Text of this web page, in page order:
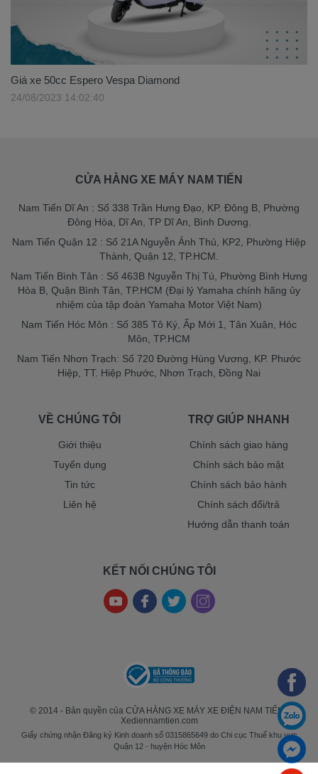
Giá xe 50cc Espero Vespa Diamond
24/08/2023 14:02:40
CỬA HÀNG XE MÁY NAM TIẾN
Nam Tiến Dĩ An : Số 338 Trần Hưng Đạo, KP. Đông B, Phường
Đông Hòa, Dĩ An, TP Dĩ An, Bình Dương.
Nam Tiến Quận 12 : Số 21A Nguyễn Ảnh Thủ, KP2, Phường Hiệp
Thành, Quận 12, TP.HCM.
Nam Tiến Bình Tân : Số 463B Nguyễn Thị Tú, Phường Bình Hưng
Hòa B, Quận Bình Tân, TP.HCM (Đại lý Yamaha chính hãng ủy
nhiệm của tập đoàn Yamaha Motor Việt Nam)
Nam Tiến Hóc Môn : Số 385 Tô Ký, Ấp Mới 1, Tân Xuân, Hóc
Môn, TP.HCM
Nam Tiến Nhơn Trạch: Số 720 Đường Hùng Vương, KP. Phước
Hiệp, TT. Hiệp Phước, Nhơn Trạch, Đồng Nai
VỀ CHÚNG TÔI
Giới thiệu
Tuyển dụng
Tin tức
Liên hệ
TRỢ GIÚP NHANH
Chính sách giao hàng
Chính sách bảo mật
Chính sách bảo hành
Chính sách đổi/trả
Hướng dẫn thanh toán
KẾT NỐI CHÚNG TÔI
© 2014 - Bản quyền của CỬA HÀNG XE MÁY XE ĐIỆN NAM TIẾN -
Xediennamtien.com
Giấy chứng nhận Đăng ký Kinh doanh số 0315865649 do Chi cục Thuế khu vực
Quận 12 - huyện Hóc Môn